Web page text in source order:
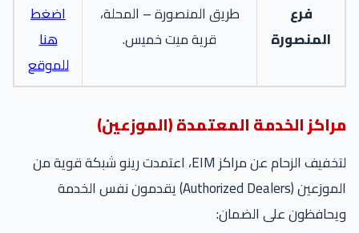
فرع
المنصورة
طريق المنصورة – المحلة،
قرية ميت خميس.
اضغط
للموقع
الخدمة المعتمدة (الموزعين)
لتخفيف الزحام عن مراكز EIM، اعتمدت رينو شبكة قوية من
الموزعين (Authorized Dealers) يقدمون نفس الخدمة
على الضمان: